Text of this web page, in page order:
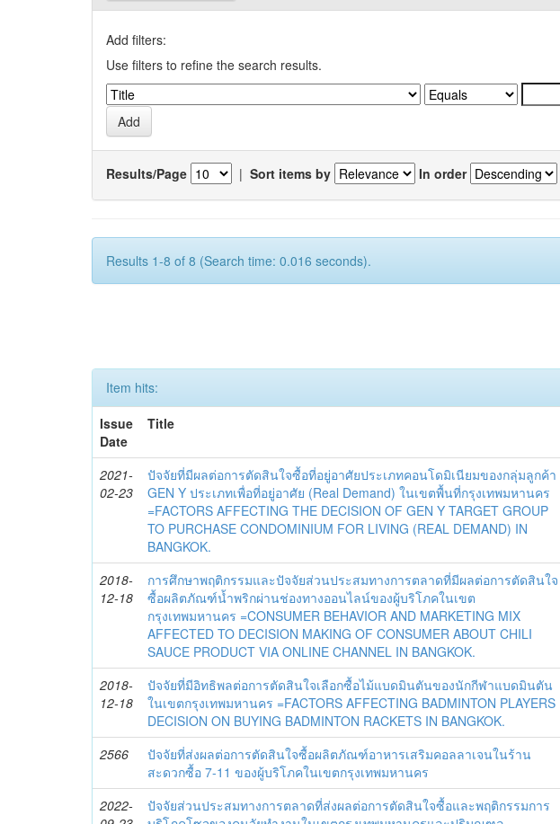
Add filters:
Use filters to refine the search results.
Results/Page | Sort items by In order
Results 1-8 of 8 (Search time: 0.016 seconds).
Item hits:
Issue
Date
Title
2021-
02-23
ปัจจัยที่มีผลต่อการตัดสินใจซื้อที่อยู่อาศัยประเภทคอนโดมิเนียมของกลุ่มลูกค้า
GEN Y ประเภทเพื่อที่อยู่อาศัย (Real Demand) ในเขตพื้นที่กรุงเทพมหานคร
=FACTORS AFFECTING THE DECISION OF GEN Y TARGET GROUP
TO PURCHASE CONDOMINIUM FOR LIVING (REAL DEMAND) IN
BANGKOK.
2018-
12-18
การศึกษาพฤติกรรมและปัจจัยส่วนประสมทางการตลาดที่มีผลต่อการตัดสินใจ
ซื้อผลิตภัณฑ์น้ำพริกผ่านช่องทางออนไลน์ของผู้บริโภคในเขต
กรุงเทพมหานคร =CONSUMER BEHAVIOR AND MARKETING MIX
AFFECTED TO DECISION MAKING OF CONSUMER ABOUT CHILI
SAUCE PRODUCT VIA ONLINE CHANNEL IN BANGKOK.
2018-
12-18
ปัจจัยที่มีอิทธิพลต่อการตัดสินใจเลือกซื้อไม้แบดมินตันของนักกีฬาแบดมินตัน
ในเขตกรุงเทพมหานคร =FACTORS AFFECTING BADMINTON PLAYERS
DECISION ON BUYING BADMINTON RACKETS IN BANGKOK.
2566
ปัจจัยที่ส่งผลต่อการตัดสินใจซื้อผลิตภัณฑ์อาหารเสริมคอลลาเจนในร้าน
สะดวกซื้อ 7-11 ของผู้บริโภคในเขตกรุงเทพมหานคร
2022-
ปัจจัยส่วนประสมทางการตลาดที่ส่งผลต่อการตัดสินใจซื้อและพฤติกรรมการ